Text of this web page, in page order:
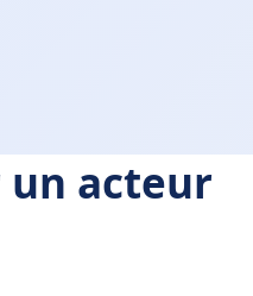
un acteur